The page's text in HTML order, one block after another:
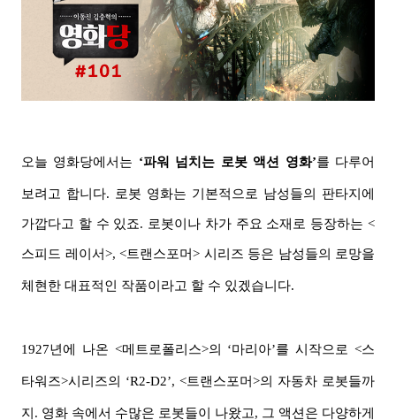
오늘 영화당에서는 ‘파워 넘치는 로봇 액션 영화’를 다루어
보려고 합니다. 로봇 영화는 기본적으로 남성들의 판타지에
가깝다고 할 수 있죠. 로봇이나 차가 주요 소재로 등장하는 <
스피드 레이서>, <트랜스포머> 시리즈 등은 남성들의 로망을
체현한 대표적인 작품이라고 할 수 있겠습니다.
1927년에 나온 <메트로폴리스>의 ‘마리아’를 시작으로 <스
타워즈>시리즈의 ‘R2-D2’, <트랜스포머>의 자동차 로봇들까
지. 영화 속에서 수많은 로봇들이 나왔고, 그 액션은 다양하게